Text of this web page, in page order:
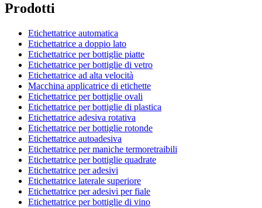
Prodotti
Etichettatrice automatica
Etichettatrice a doppio lato
Etichettatrice per bottiglie piatte
Etichettatrice per bottiglie di vetro
Etichettatrice ad alta velocità
Macchina applicatrice di etichette
Etichettatrice per bottiglie ovali
Etichettatrice per bottiglie di plastica
Etichettatrice adesiva rotativa
Etichettatrice per bottiglie rotonde
Etichettatrice autoadesiva
Etichettatrice per maniche termoretraibili
Etichettatrice per bottiglie quadrate
Etichettatrice per adesivi
Etichettatrice laterale superiore
Etichettatrice per adesivi per fiale
Etichettatrice per bottiglie di vino